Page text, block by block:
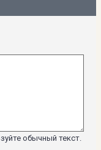
обычный текст.